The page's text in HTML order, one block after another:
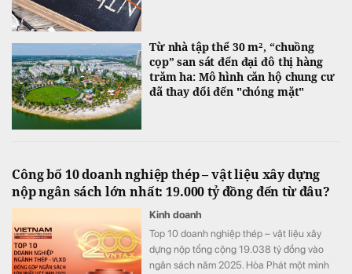
Từ nhà tập thể 30 m², “chuồng
cọp” san sát đến đại đô thị hàng
trăm ha: Mô hình căn hộ chung cư
đã thay đổi đến "chóng mặt"
Công bố 10 doanh nghiệp thép – vật liệu xây dựng
nộp ngân sách lớn nhất: 19.000 tỷ đồng đến từ đâu?
Kinh doanh
Top 10 doanh nghiệp thép – vật liệu xây
dựng nộp tổng cộng 19.038 tỷ đồng vào
ngân sách năm 2025. Hòa Phát một mình